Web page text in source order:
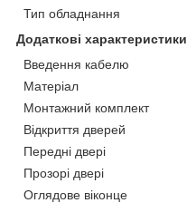
Тип обладнання
Додаткові характеристики
Введення кабелю
Матеріал
Монтажний комплект
Відкриття дверей
Передні двері
Прозорі двері
Оглядове віконце